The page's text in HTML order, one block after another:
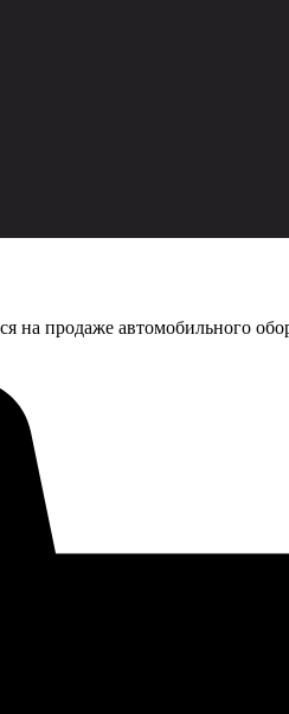
на продаже автомобильного